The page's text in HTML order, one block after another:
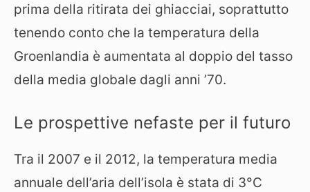
prima della ritirata dei ghiacciai, soprattutto
tenendo conto che la temperatura della
Groenlandia è aumentata al doppio del tasso
della media globale dagli anni ’70.
Le prospettive nefaste per il futuro
Tra il 2007 e il 2012, la temperatura media
annuale dell’aria dell’isola è stata di 3°C